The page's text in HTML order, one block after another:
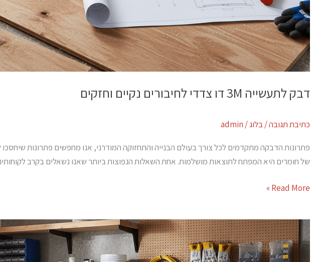
דבק לתעשייה 3M דו צדדי לחיבורים נקיים וחזקים
כתיבת תגובה/בלוג/
admin
פתרונות הדבקה מתקדמים לכל צורך בעולם הבנייה והתחזוקה המודרני, אנו מחפשים פתרונות
של חומרים היא המפתח לתוצאות מושלמות. אחת השאלות הנפוצות ביותר שאנו נשאלים בקרב
Read More »
דבקים
gorilla
לעבודה